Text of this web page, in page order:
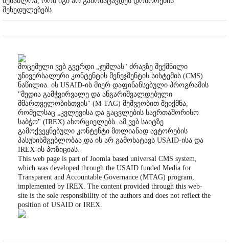
შეხედულებებს.
მოცემული ვებ გვერდი „ჯუმლას" ძრავზე შექმნილი
უნივერსალური კონტენტის მენეჯმენტის სისტემის (CMS)
ნაწილია. ის USAID-ის მიერ დაფინანსებული პროგრამის
"მედია გამჭვირვალე და ანგარიშვალდებული
მმართველობისთვის" (M-TAG) მეშვეობით შეიქმნა,
რომელსაც „კვლევისა და გაცვლების საერთაშორისო
საბჭო" (IREX) ახორციელებს. ამ ვებ საიტზე
გამოქვეყნებული კონტენტი მთლიანად ავტორების
პასუხისმგებლობაა და ის არ გამოხატავს USAID-ისა და
IREX-ის პოზიციას.
This web page is part of Joomla based universal CMS system,
which was developed through the USAID funded Media for
Transparent and Accountable Governance (MTAG) program,
implemented by IREX. The content provided through this web-
site is the sole responsibility of the authors and does not reflect the
position of USAID or IREX.